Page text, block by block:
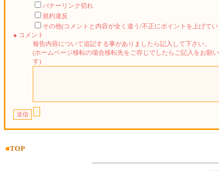
バナーリンク切れ
規約違反
その他(コメントと内容が全く違う/不正にポイントを上げて
● コメント
報告内容について追記する事がありましたら記入して下さい。
(ホームページ移転の場合移転先をご存じでしたらご記入をお願
す)
■TOP